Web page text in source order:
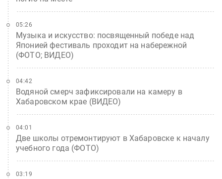
Музыка и искусство: посвященный победе над
Японией фестиваль проходит на набережной
(ФОТО; ВИДЕО)
05:26
Водяной смерч зафиксировали на камеру в
Хабаровском крае (ВИДЕО)
04:42
Две школы отремонтируют в Хабаровске к началу
учебного года (ФОТО)
04:01
03:19